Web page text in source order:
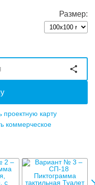
Размер:
проектную карту
коммерческое